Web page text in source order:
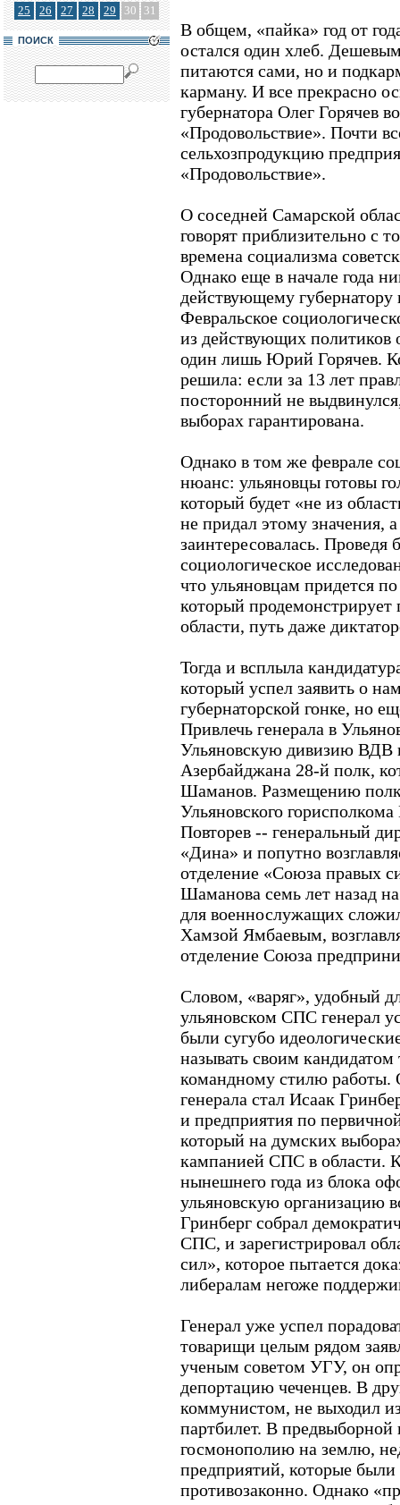
25
26 27 28 29 30 31
ПОИСК
В общем, «пайка» год от
остался один хлеб.
питаются сами, но и
карману. И все прекрасно
губернатора Олег Горячев
«Продовольствие». Почти
сельхозпродукцию
«Продовольствие».
О соседней Самарской
говорят приблизительно с
времена социализма
Однако еще в начале года
действующему губернатору
Февральское
из действующих политиков
один лишь Юрий Горячев.
решила: если за 13 лет
посторонний не
выборах гарантирована.
Однако в том же феврале
нюанс: ульяновцы готовы
который будет «не из
не придал этому значения,
заинтересовалась. Проведя
социологическое
что ульяновцам придется
который продемонстрирует
области, путь даже
Тогда и всплыла
который успел заявить о
губернаторской гонке, но
Привлечь генерала в
Ульяновскую дивизию ВДВ
Азербайджана 28-й полк,
Шаманов. Размещению
Ульяновского
Повторев -- генеральный
«Дина» и попутно
отделение «Союза правых
Шаманова семь лет назад
для военнослужащих
Хамзой Ямбаевым,
отделение Союза
Словом, «варяг», удобный
ульяновском СПС генерал
были сугубо
называть своим
командному стилю
генерала стал Исаак
и предприятия по
который на думских
кампанией СПС в области.
нынешнего года из блока
ульяновскую организацию
Гринберг собрал
СПС, и зарегистрировал
сил», которое пытается
либералам негоже
Генерал уже успел
товарищи целым рядом
ученым советом УГУ, он
депортацию чеченцев. В
коммунистом, не выходил
партбилет. В
госмонополию на землю,
предприятий, которые были
противозаконно. Однако